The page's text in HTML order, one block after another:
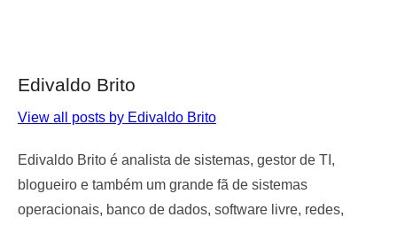
Edivaldo Brito
View all posts by Edivaldo Brito
Edivaldo Brito é analista de sistemas, gestor de TI,
blogueiro e também um grande fã de sistemas
operacionais, banco de dados, software livre, redes,